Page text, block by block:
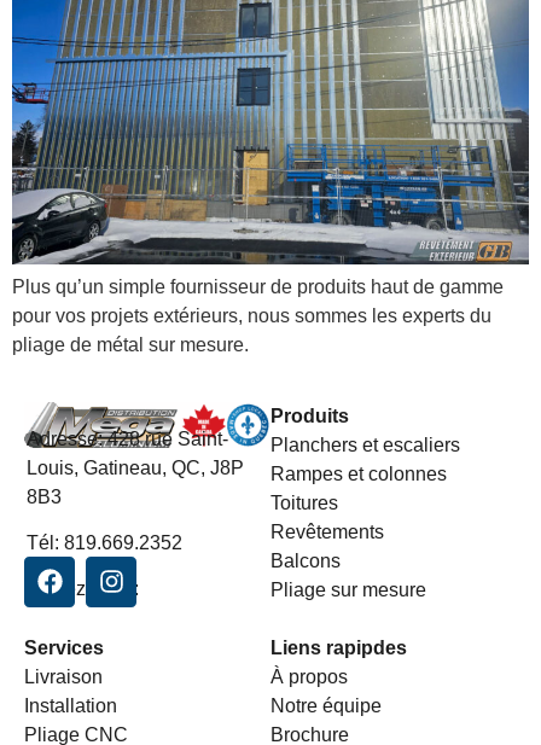
Plus qu’un simple fournisseur de produits haut de gamme
pour vos projets extérieurs, nous sommes les experts du
pliage de métal sur mesure.
Adresse:428 rue Saint-
Louis, Gatineau, QC, J8P
8B3
Tél: 819.669.2352
Suivez-nous:
Produits
Planchers et escaliers
Rampes et colonnes
Toitures
Revêtements
Balcons
Pliage sur mesure
Services
Livraison
Installation
Pliage CNC
Liens rapipdes
À propos
Notre équipe
Brochure